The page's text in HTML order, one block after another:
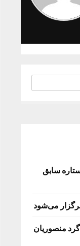
سابق
برگزار می‌شود
منصوریان